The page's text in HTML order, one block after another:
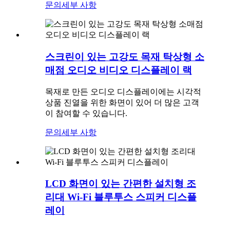
문의 세부 사항
스크린이 있는 고강도 목재 탁상형 소
매점 오디오 비디오 디스플레이 랙
목재로 만든 오디오 디스플레이에는 시각적
상품 진열을 위한 화면이 있어 더 많은 고객
이 참여할 수 있습니다.
문의 세부 사항
LCD 화면이 있는 간편한 설치형 조
리대 Wi-Fi 블루투스 스피커 디스플
레이